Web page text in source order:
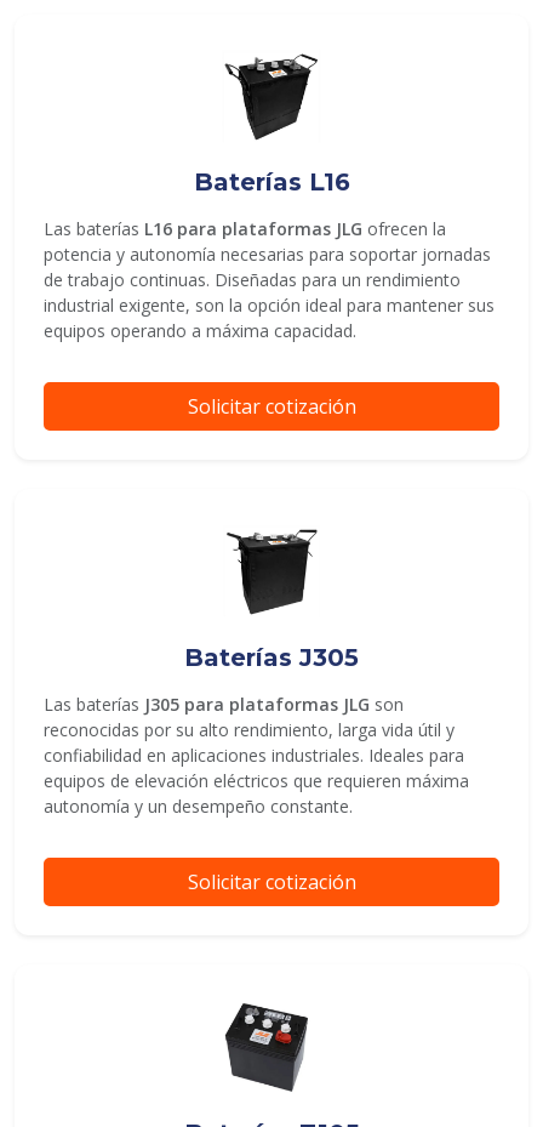
ENVIAR
Baterías L16
Las baterías L16 para plataformas JLG ofrecen la
potencia y autonomía necesarias para soportar jornadas
de trabajo continuas. Diseñadas para un rendimiento
industrial exigente, son la opción ideal para mantener sus
equipos operando a máxima capacidad.
Solicitar cotización
Baterías J305
Las baterías J305 para plataformas JLG son
reconocidas por su alto rendimiento, larga vida útil y
confiabilidad en aplicaciones industriales. Ideales para
equipos de elevación eléctricos que requieren máxima
autonomía y un desempeño constante.
Solicitar cotización